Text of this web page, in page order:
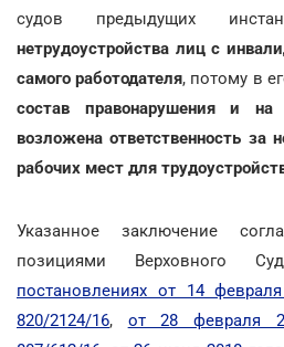
судов предыдущих
нетрудоустройства лиц с
самого работодателя, потому в
состав правонарушения и
возложена ответственность за
рабочих мест для
Указанное заключение
позициями Верховного
постановлениях от 14
820/2124/16, от 28 февраля